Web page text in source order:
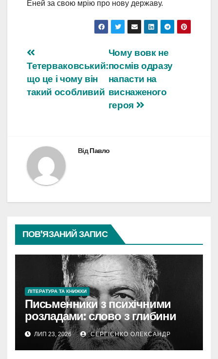
Еней за свою мрію про нову державу.
Навігація
записів
Чому вовк не
посмів одразу
напасти на
виснаженого
героя
Тетерваковський:
що це і чому він
такий особливий
ВідПавло
ПОВ’ЯЗАНИЙ ЗАПИС
ЛІТЕРАТУРА ТА КНИЖКИ
Письменники з психічними
розладами: слово з глибини
болю
ЛИП 23, 2026 СЕРГІЄНКО ОЛЕКСАНДР